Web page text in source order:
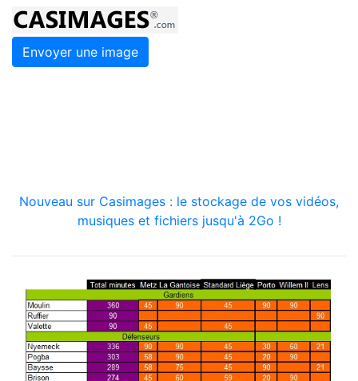
Envoyer une image
Nouveau sur Casimages : le stockage de vos vidéos,
musiques et fichiers jusqu'à 2Go !